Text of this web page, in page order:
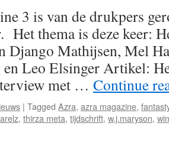
3 is van de drukpers
Het thema is deze keer:
Django Mathijsen, Mel
Leo Elsinger Artikel:
met … Continue
| Tagged Azra, azra magazine,
, thirza meta, tijdschrift, w.j.maryson,